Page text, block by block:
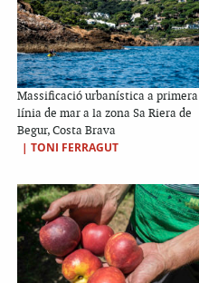
Massificació urbanística a primera
línia de mar a la zona Sa Riera de
Begur, Costa Brava
| TONI FERRAGUT